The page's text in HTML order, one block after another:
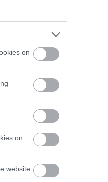
on
on
website
(1) CAPEX (1) Cape
Insights 1
Celitron Medical
CellCure (
microprocessor
chip )
) címkézés
Climate
Cnoga Medical
Cola (1) Cockpit
Colosseum Sport
Compugen
Innovation Antenna
Innovation Lab